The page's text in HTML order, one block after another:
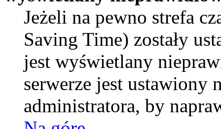
Jeżeli na pewno strefa
Saving Time) zostały
jest wyświetlany
serwerze jest ustawiony
administratora, by